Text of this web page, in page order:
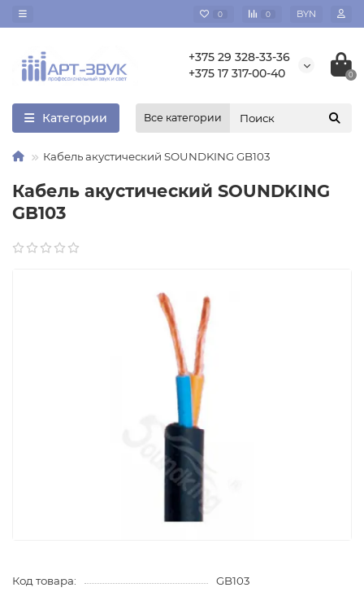
0 0 BYN
+375 29 328-33-36
+375 17 317-00-40
0
Категории Все категории
Кабель акустический SOUNDKING GB103
Кабель акустический SOUNDKING
GB103
Код товара:
GB103